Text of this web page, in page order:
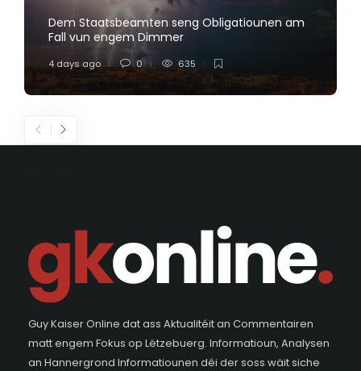
Dem Staatsbeamten seng Obligatiounen am
Fall vun engem Dimmer
4 days ago 0 635
Guy Kaiser Online dat ass Aktualitéit an Commentairen
matt engem Fokus op Lëtzebuerg. Informatioun, Analysen
an Hannergrond Informatiounen déi der soss wäit siche